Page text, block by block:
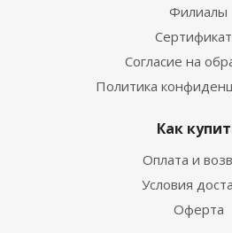
Филиалы
Согласие на
Политика
Как
Оплата и
Условия
Оферта